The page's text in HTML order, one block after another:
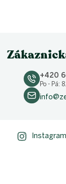
+420
Po - Pá:
Instagram